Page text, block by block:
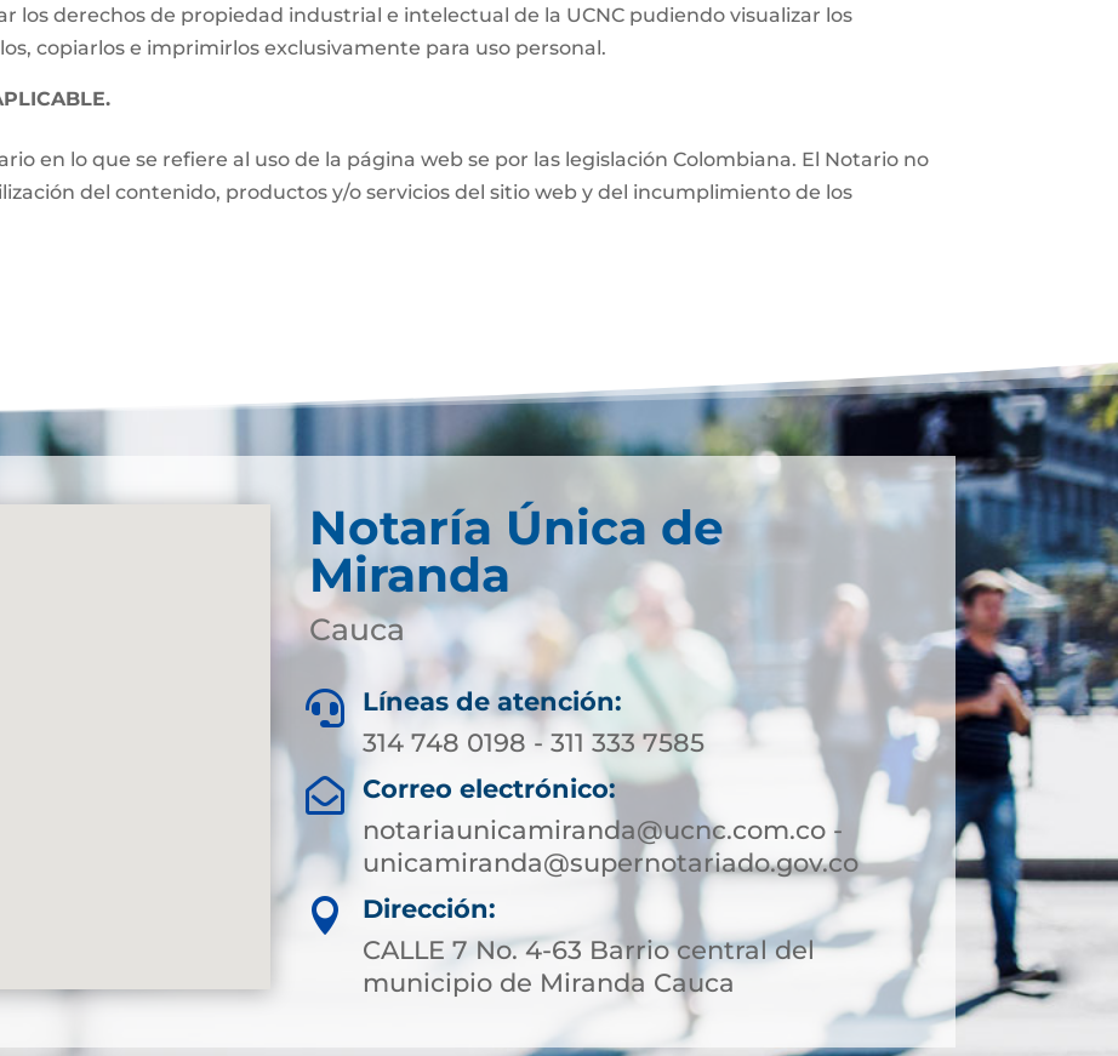
los derechos de propiedad industrial e intelectual de la UCNC pudiendo visualizar los
copiarlos e imprimirlos exclusivamente para uso personal.
en lo que se refiere al uso de la página web se por las legislación Colombiana. El Notario no
del contenido, productos y/o servicios del sitio web y del incumplimiento de los
Notaría Única de
Miranda
Cauca

Líneas de atención:
314 748 0198 - 311 333 7585

Correo electrónico:
notariaunicamiranda@ucnc.com.co -
unicamiranda@supernotariado.gov.co

Dirección:
CALLE 7 No. 4-63 Barrio central del
municipio de Miranda Cauca